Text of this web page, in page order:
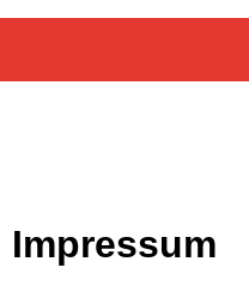
Impressum